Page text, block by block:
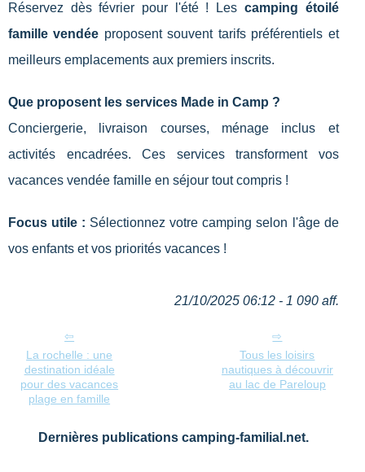
Réservez dès février pour l'été ! Les camping étoilé
famille vendée proposent souvent tarifs préférentiels et
meilleurs emplacements aux premiers inscrits.
Que proposent les services Made in Camp ?
Conciergerie, livraison courses, ménage inclus et
activités encadrées. Ces services transforment vos
vacances vendée famille en séjour tout compris !
Focus utile : Sélectionnez votre camping selon l'âge de
vos enfants et vos priorités vacances !
21/10/2025 06:12 - 1 090 aff.
La rochelle : une
destination idéale
pour des vacances
plage en famille
Tous les loisirs
nautiques à découvrir
au lac de Pareloup
Dernières publications camping-familial.net.